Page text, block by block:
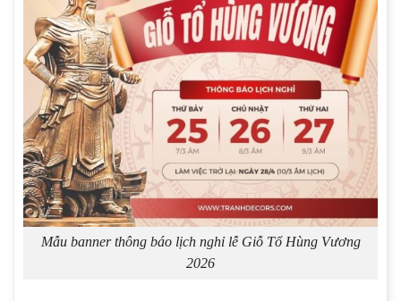
Mẫu banner thông báo lịch nghỉ lễ Giỗ Tổ Hùng Vương
2026